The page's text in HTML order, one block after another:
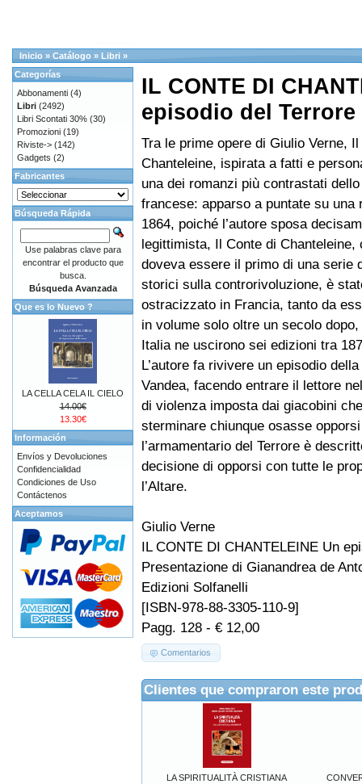
Inicio » Catálogo » Libri »
IL CONTE DI
episodio del Terrore
Tra le prime opere di Giulio Verne,
Chanteleine, ispirata a fatti e
una dei romanzi più contrastati
francese: apparso a puntate su una
1864, poiché l’autore sposa
legittimista, Il Conte di Chanteleine,
doveva essere il primo di una serie
storici sulla controrivoluzione, è
ostracizzato in Francia, tanto da
in volume solo oltre un secolo
Italia ne uscirono sei edizioni tra
L’autore fa rivivere un episodio
Vandea, facendo entrare il lettore
di violenza imposta dai giacobini
sterminare chiunque osasse
l’armamentario del Terrore è
decisione di opporsi con tutte le
l’Altare.
Giulio Verne
IL CONTE DI CHANTELEINE Un
Presentazione di Gianandrea de
Edizioni Solfanelli
[ISBN-978-88-3305-110-9]
Pagg. 128 - € 12,00
Comentarios
Clientes que compraron este
LA SPIRITUALITÀ CRISTIANA
Categorías
Abbonamenti (4)
Libri (2492)
Libri Scontati 30% (30)
Promozioni (19)
Riviste-> (142)
Gadgets (2)
Fabricantes
Búsqueda Rápida
Use palabras clave para
encontrar el producto que
busca.
Búsqueda Avanzada
Que es lo Nuevo ?
LA CELLA CELA IL CIELO
14.00€
13.30€
Información
Envíos y Devoluciones
Confidencialidad
Condiciones de Uso
Contáctenos
Aceptamos